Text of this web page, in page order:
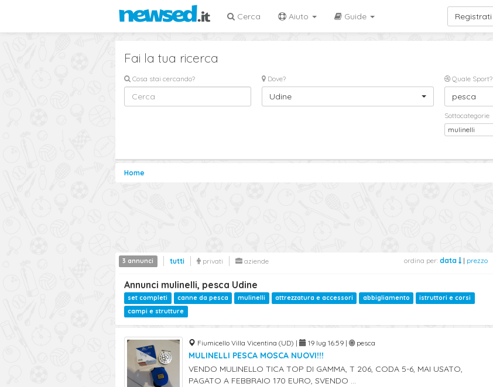
Cerca Aiuto Guide Registrati
Fai la tua ricerca
Cosa stai cercando? Dove?
Udine
Quale Sport?
pesca
Sottocategorie
mulinelli
Home
tutti privati aziende
3 annunci ordina per: data | prezzo
Annunci mulinelli, pesca Udine
set completi canne da pesca mulinelli attrezzatura e accessori abbigliamento
istruttori e corsi
campi e strutture
Fiumicello Villa Vicentina (UD) | 19 lug 16:59 | pesca
MULINELLI PESCA MOSCA NUOVI!!!
VENDO MULINELLO TICA TOP DI GAMMA, T 206, CODA 5-6, MAI USATO,
PAGATO A FEBBRAIO 170 EURO, SVENDO ...